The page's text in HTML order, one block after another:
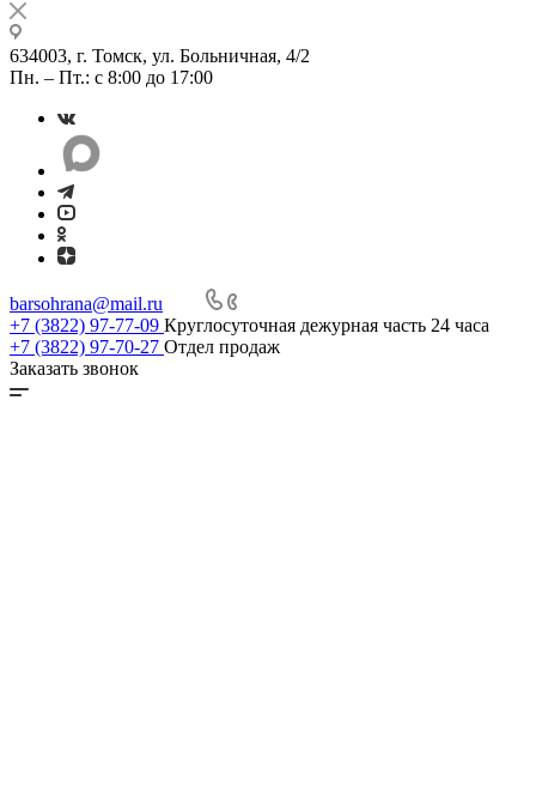
634003, г. Томск, ул. Больничная, 4/2
Пн. – Пт.: с 8:00 до 17:00
barsohrana@mail.ru
+7 (3822) 97-77-09 Круглосуточная дежурная часть 24 часа
+7 (3822) 97-70-27 Отдел продаж
Заказать звонок